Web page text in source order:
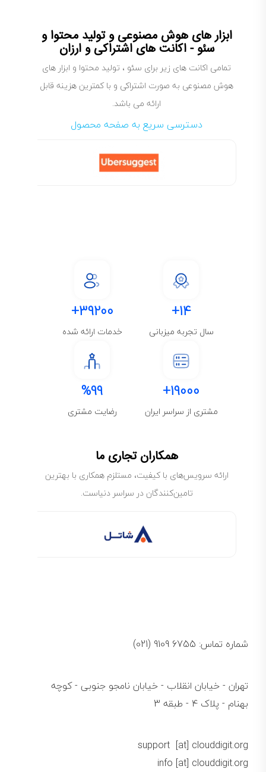
ابزار های هوش مصنوعی و تولید محتوا و
سئو - اکانت های اشتراکی و ارزان
تمامی اکانت های زیر برای سئو ، تولید محتوا و ابزار های
هوش مصنوعی به صورت اشتراکی و با کمترین هزینه قابل
ارائه می باشد.
دسترسی سریع به صفحه محصول
14+
سال تجربه میزبانی
39200+
خدمات ارائه شده
19000+
مشتری از سراسر ایران
%99
رضایت مشتری
همکاران تجاری ما
ارائه سرویس‌های با کیفیت، مستلزم همکاری با بهترین
تامین‌کنندگان در سراسر دنیاست.
شماره تماس: 6755 9109 (021)
تهران - خیابان انقلاب - خیابان نامجو جنوبی - کوچه
بهنام - پلاک 4 - طبقه 3
support [at] clouddigit.org
info [at] clouddigit.org